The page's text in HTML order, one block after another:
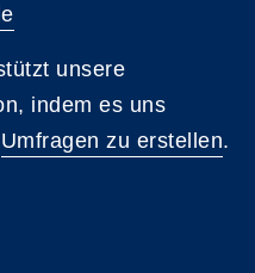
unsere
indem es uns
Umfragen zu erstellen.